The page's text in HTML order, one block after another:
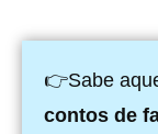
👉Sabe
contos de